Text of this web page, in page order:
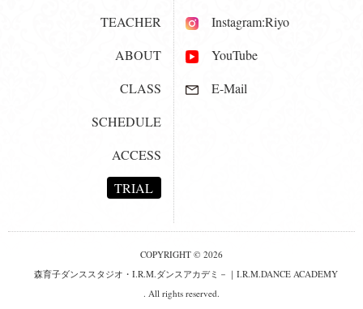
TEACHER
ABOUT
CLASS
SCHEDULE
ACCESS
TRIAL
Instagram:Riyo
YouTube
E-Mail
COPYRIGHT © 2026
森育子ダンススタジオ・I.R.M.ダンスアカデミ－｜I.R.M.DANCE ACADEMY
. All rights reserved.